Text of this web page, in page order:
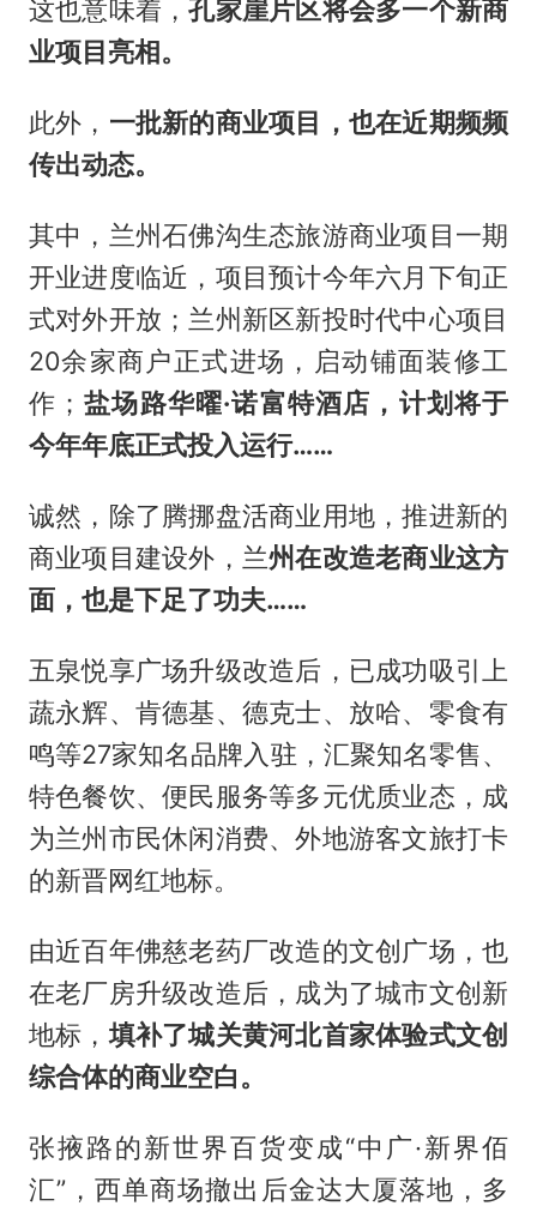
这也意味着，孔家崖片区将会多一个新商
业项目亮相。
此外， 一批新的商业项目，也在近期频频
传出动态。
其中，兰州石佛沟生态旅游商业项目一期
开业进度临近，项目预计今年六月下旬正
式对外开放；兰州新区新投时代中心项目
20余家商户正式进场，启动铺面装修工
作； 盐场路华曜·诺富特酒店，计划将于
今年年底正式投入运行……
诚然，除了腾挪盘活商业用地，推进新的
商业项目建设外，兰州在改造老商业这方
面，也是下足了功夫……
五泉悦享广场升级改造后，已成功吸引上
蔬永辉、肯德基、德克士、放哈、零食有
鸣等27家知名品牌入驻，汇聚知名零售、
特色餐饮、便民服务等多元优质业态，成
为兰州市民休闲消费、外地游客文旅打卡
的新晋网红地标。
由近百年佛慈老药厂改造的文创广场，也
在老厂房升级改造后，成为了城市文创新
地标，填补了城关黄河北首家体验式文创
综合体的商业空白。
张掖路的新世界百货变成“中广·新界佰
汇”，西单商场撤出后金达大厦落地，多